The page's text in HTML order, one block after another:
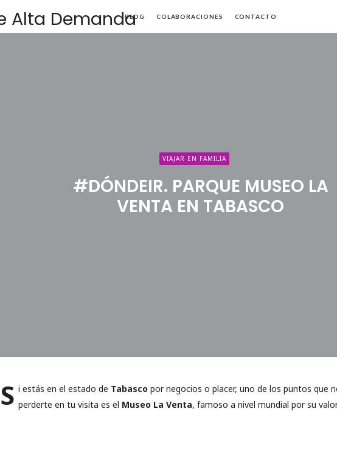
Mamá
de
BLOG COLABORACIONES CONTACTO
VIAJAR EN FAMILIA
#DÓNDEIR. PARQUE MUSEO LA
VENTA EN TABASCO
S i estás en el estado de Tabasco por negocios o placer, uno de los puntos que
perderte en tu visita es el Museo La Venta, famoso a nivel mundial por su